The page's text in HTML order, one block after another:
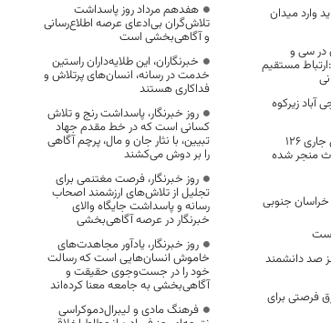
وارد میدان
در سی و
مستقیم
زیرکوه
جمعیت هلال احمر فردوس طی سال جاری 126
تیم به حوادث منجر شده
صد دانشمند
برق فرصتی برای
هفدهم مرداد روز پاسداشت
تلاش‌گران بی‌ادعای عرصه اطلاع‌رسانی
و آگاهی‌بخشی است
خبرنگاران، این طلایه‌داران راستین
خدمت در رسانه، انسان‌های پرتلاش و
فداکاری هستند
روز خبرنگار، پاسداشت رنج و تلاش
کسانی است که در خط مقدم جهاد
تبیین، با نثار جان و مال، پرچم آگاهی
را بر دوش می‌کشند
روز خبرنگار، فرصت مغتنمی برای
تجلیل از تلاش‌های ارزشمند اصحاب
رسانه و پاسداشت جایگاه والای
خبرنگار در عرصه آگاهی‌بخشی
روز خبرنگار، یادآور مجاهدت‌های
خاموش انسان‌هایی است که رسالت
خود را در جست‌وجوی حقیقت و
آگاهی‌بخشی به جامعه معنا کرده‌اند
فرهنگ مادی و لیبرال‌دموکراسی